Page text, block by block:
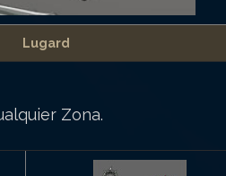
Lugard
Zona.